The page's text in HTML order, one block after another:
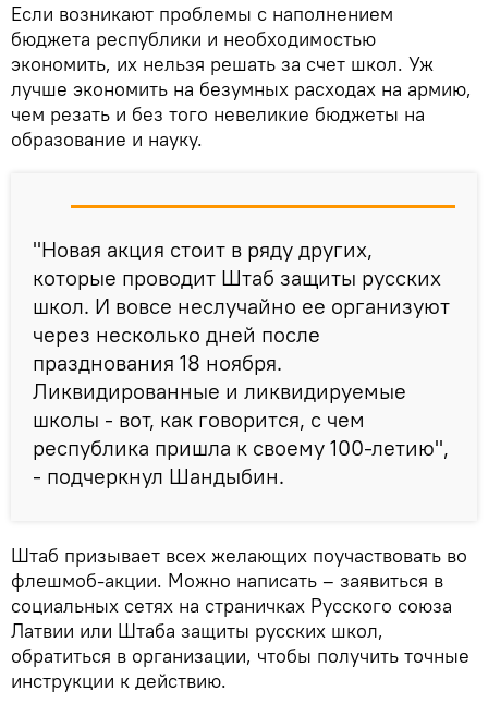
Если возникают проблемы с наполнением
бюджета республики и необходимостью
экономить, их нельзя решать за счет школ. Уж
лучше экономить на безумных расходах на армию,
чем резать и без того невеликие бюджеты на
образование и науку.
"Новая акция стоит в ряду других,
которые проводит Штаб защиты русских
школ. И вовсе неслучайно ее организуют
через несколько дней после
празднования 18 ноября.
Ликвидированные и ликвидируемые
школы - вот, как говорится, с чем
республика пришла к своему 100-летию",
- подчеркнул Шандыбин.
Штаб призывает всех желающих поучаствовать во
флешмоб-акции. Можно написать – заявиться в
социальных сетях на страничках Русского союза
Латвии или Штаба защиты русских школ,
обратиться в организации, чтобы получить точные
инструкции к действию.